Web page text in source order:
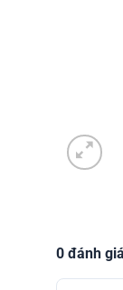
0 đánh